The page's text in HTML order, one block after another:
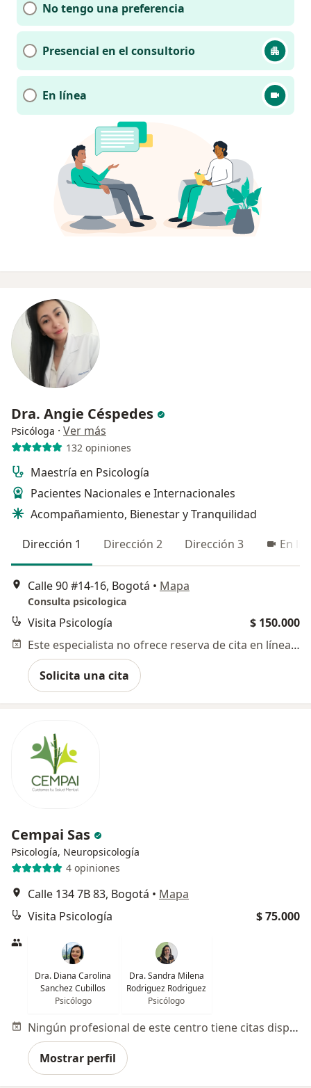
No tengo una preferencia
Presencial en el consultorio
En línea
Dra. Angie Céspedes
Psicóloga · Ver más
132 opiniones
Maestría en Psicología
Pacientes Nacionales e Internacionales
Acompañamiento, Bienestar y Tranquilidad
Dirección 1
Dirección 2 Dirección 3 En
Calle 90 #14-16, Bogotá • Mapa
Consulta psicologica
Visita Psicología
$ 150.000
Este especialista no ofrece reserva de cita en línea en esta dirección.
Solicita una cita
Cempai Sas
Psicología, Neuropsicología
4 opiniones
Calle 134 7B 83, Bogotá • Mapa
Visita Psicología
$ 75.000
Dra. Diana Carolina
Sanchez Cubillos
Psicólogo
Dra. Sandra Milena
Rodriguez Rodriguez
Psicólogo
Ningún profesional de este centro tiene citas disponibles
Mostrar perfil